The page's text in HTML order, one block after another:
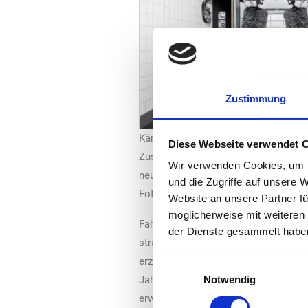
Zustimmung
Diese Webseite verwendet
Wir verwenden Cookies,
und die Zugriffe auf unsere
Website an unsere Partner
möglicherweise mit
der Dienste gesammelt
Einwilligungsauswahl
Notwendig
Kärcher und TSG wollen ihre im Jahr
Zusammenarbeit im Bereich der
neue Phase führen.
Foto: Kärcher
Fahrzeugwäsche besonders durch
strategischen Neuausrichtung der
erzielten Erfolge weiter
Jahren hat sich TSG dynamischer,
erwarten war. Vor diesem